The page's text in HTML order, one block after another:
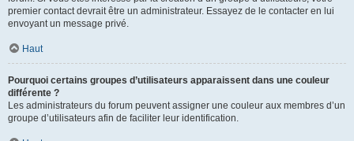
premier contact devrait être un administrateur. Essayez de le contacter en lui
envoyant un message privé.
Haut
Pourquoi certains groupes d’utilisateurs apparaissent dans une couleur
différente ?
Les administrateurs du forum peuvent assigner une couleur aux membres d’un
groupe d’utilisateurs afin de faciliter leur identification.